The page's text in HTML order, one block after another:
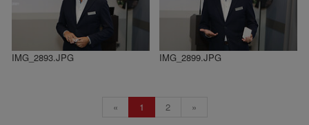
IMG_2893.JPG IMG_2899.JPG
« 1 2 »